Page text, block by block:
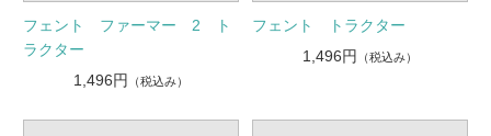
フェント ファーマー 2 ト
ラクター
1,496円
（税込み）
フェント トラクター
1,496円
（税込み）